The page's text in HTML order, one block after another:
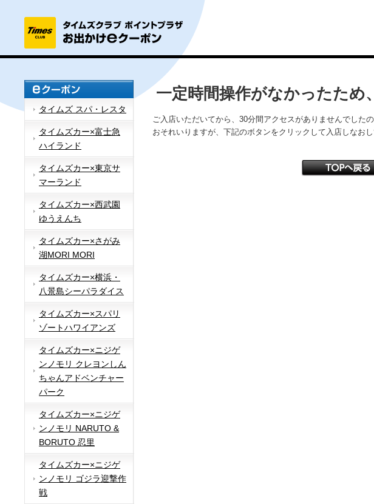
タイムズ スパ・レスタ
タイムズカー×富士急
ハイランド
タイムズカー×東京サ
マーランド
タイムズカー×西武園
ゆうえんち
タイムズカー×さがみ
湖MORI MORI
タイムズカー×横浜・
八景島シーパラダイス
タイムズカー×スパリ
ゾートハワイアンズ
タイムズカー×ニジゲ
ンノモリ クレヨンしん
ちゃんアドベンチャー
パーク
タイムズカー×ニジゲ
ンノモリ NARUTO &
BORUTO 忍里
タイムズカー×ニジゲ
ンノモリ ゴジラ迎撃作
戦
一定時間操作がなかったため
ご入店いただいてから、30分間アクセスがありませんでした
おそれいりますが、下記のボタンをクリックして入店しなおし